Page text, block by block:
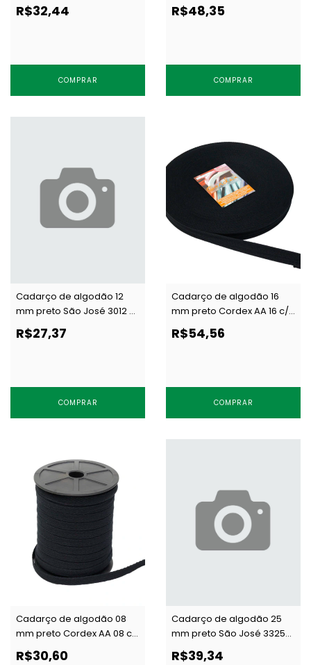
c/ 25 m
R$32,44
COMPRAR
50 m
R$48,35
COMPRAR
Cadarço de algodão 12
mm preto São José 3012 c/
50 m
R$27,37
COMPRAR
Cadarço de algodão 16
mm preto Cordex AA 16 c/
50 m
R$54,56
COMPRAR
Cadarço de algodão 08
mm preto Cordex AA 08 c/
50 m
R$30,60
Cadarço de algodão 25
mm preto São José 3325
c/ 25 m
R$39,34